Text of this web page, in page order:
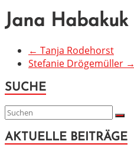
Jana Habakuk
← Tanja Rodehorst
Stefanie Drögemüller →
SUCHE
AKTUELLE BEITRÄGE